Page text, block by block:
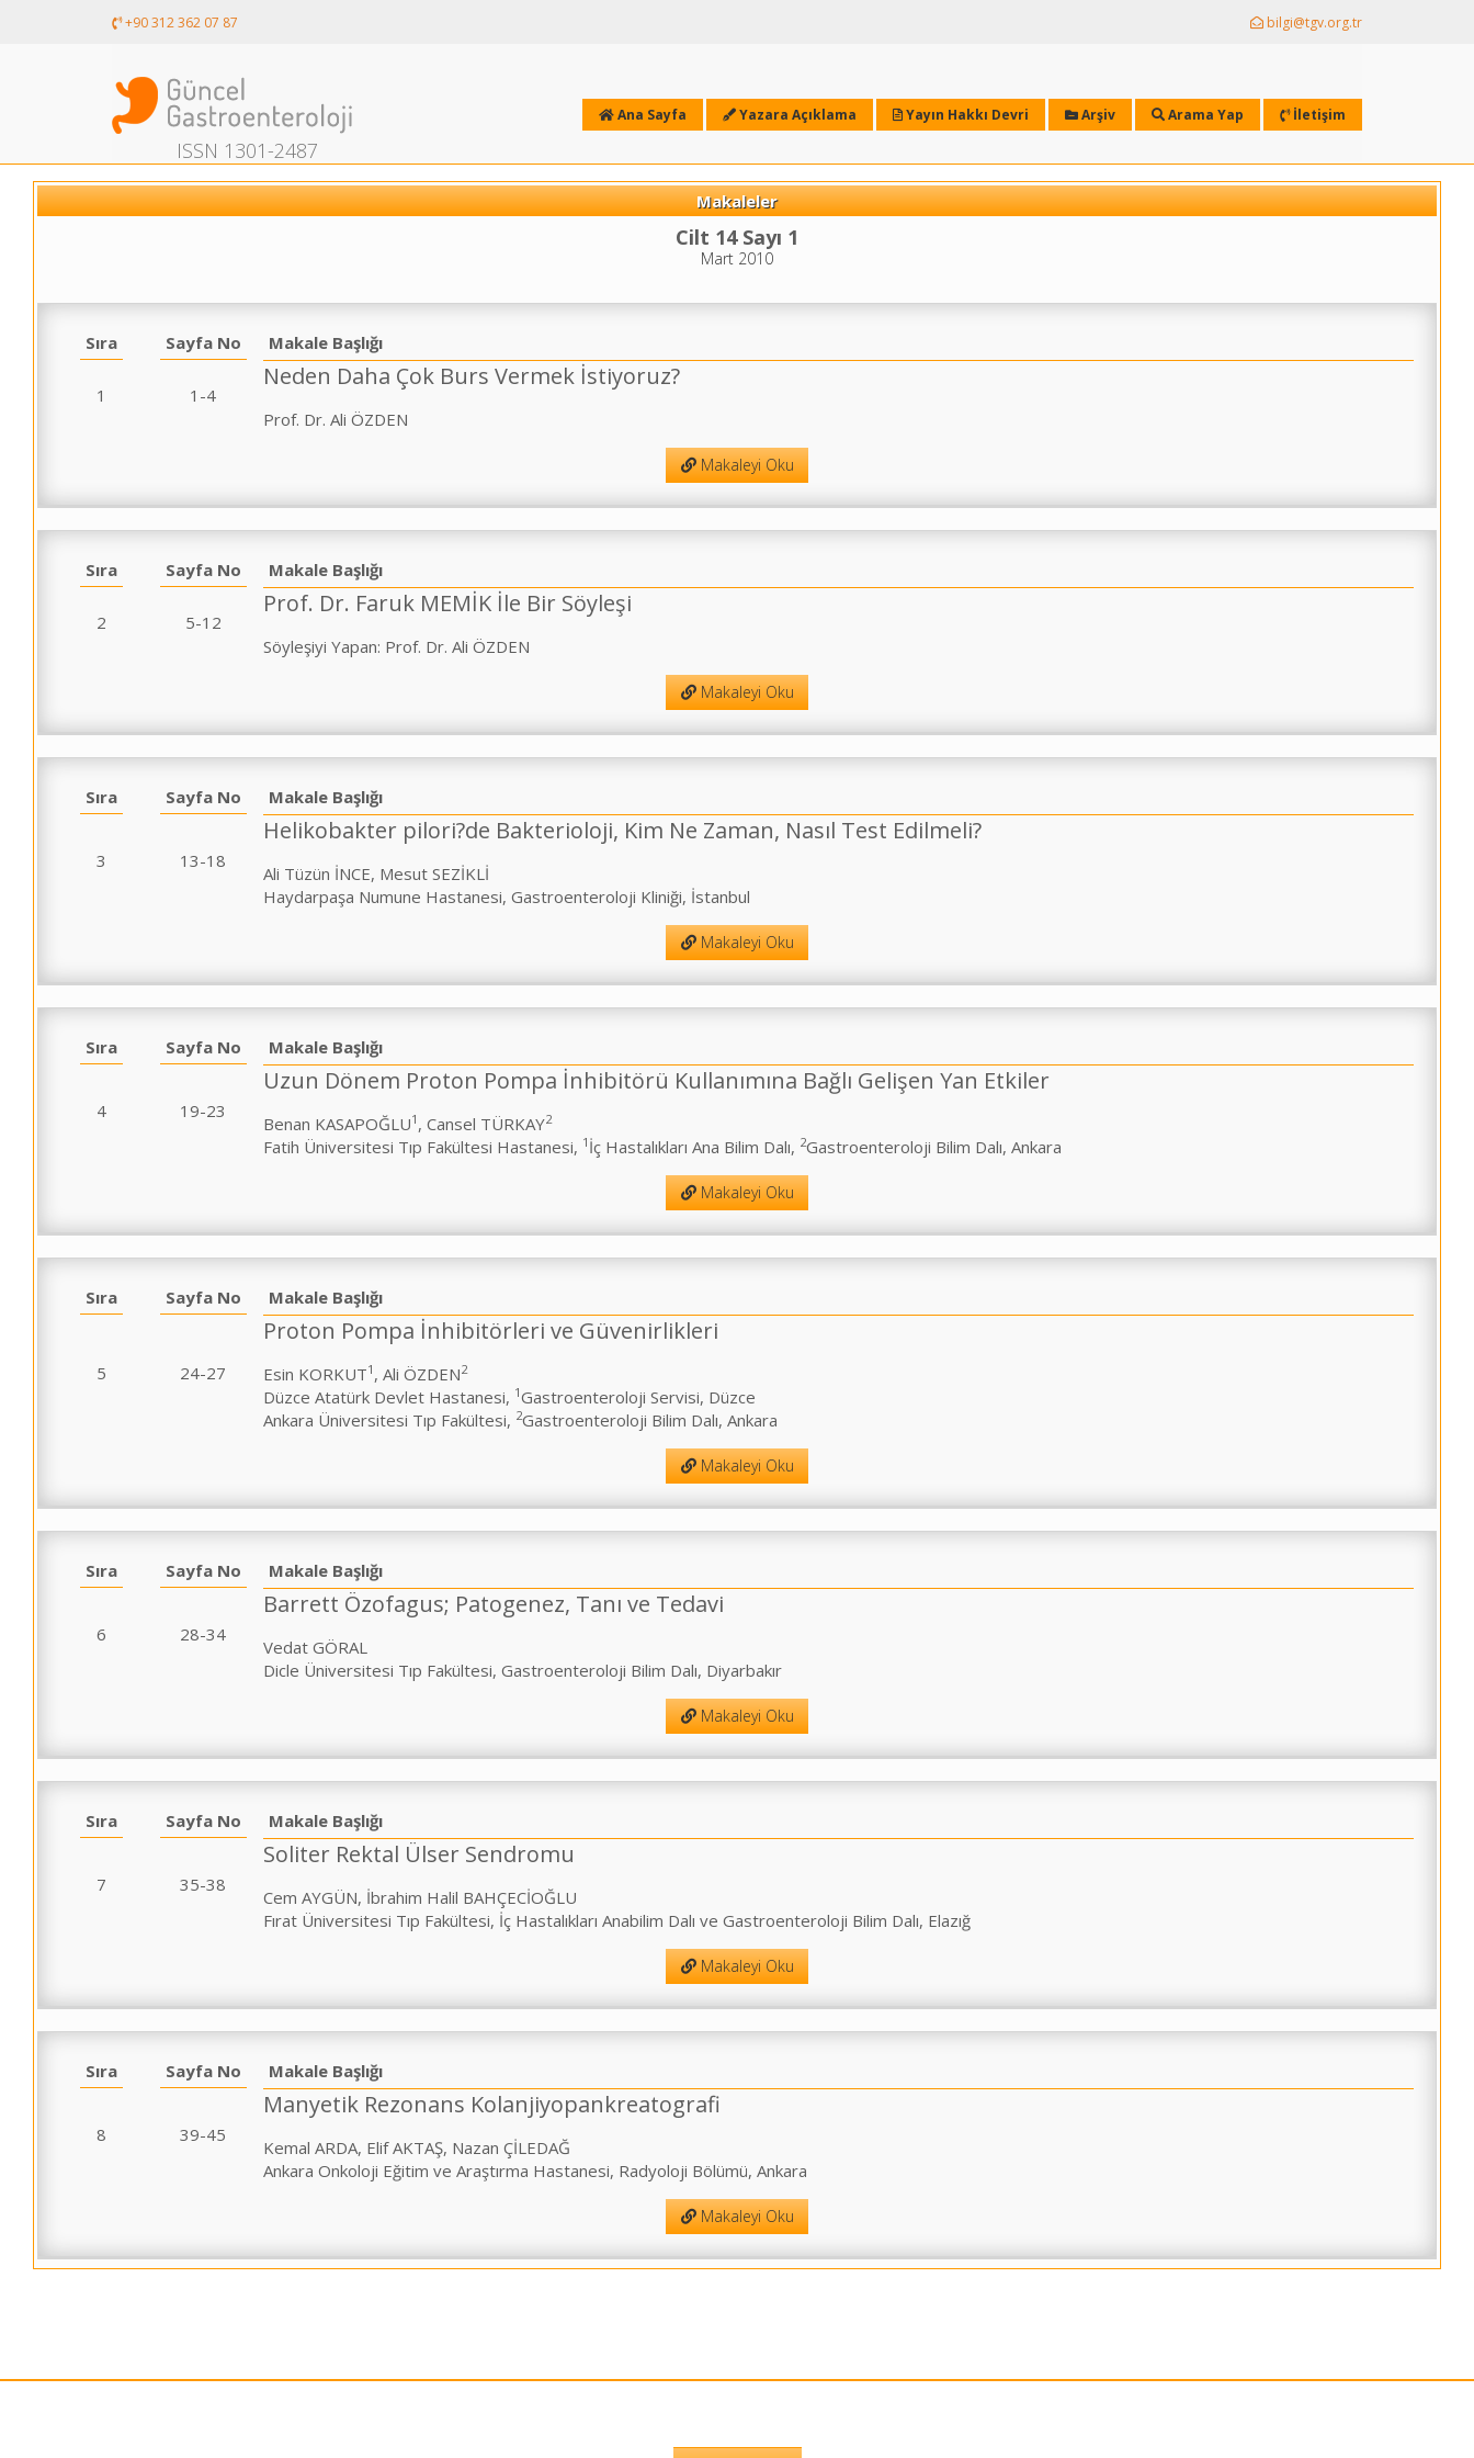
+90 312 362 07 87 bilgi@tgv.org.tr
ISSN 1301-2487
Ana Sayfa Yazara Açıklama Yayın Hakkı Devri Arşiv Arama Yap İletişim
Makaleler
Cilt 14 Sayı 1
Mart 2010
Sıra Sayfa No Makale Başlığı
1 1-4
Neden Daha Çok Burs Vermek İstiyoruz?
Prof. Dr. Ali ÖZDEN
Makaleyi Oku
Sıra Sayfa No Makale Başlığı
2 5-12
Prof. Dr. Faruk MEMİK İle Bir Söyleşi
Söyleşiyi Yapan: Prof. Dr. Ali ÖZDEN
Makaleyi Oku
Sıra Sayfa No Makale Başlığı
3 13-18
Helikobakter pilori?de Bakterioloji, Kim Ne Zaman, Nasıl Test Edilmeli?
Ali Tüzün İNCE, Mesut SEZİKLİ
Haydarpaşa Numune Hastanesi, Gastroenteroloji Kliniği, İstanbul
Makaleyi Oku
Sıra Sayfa No Makale Başlığı
4 19-23
Uzun Dönem Proton Pompa İnhibitörü Kullanımına Bağlı Gelişen Yan Etkiler
Benan KASAPOĞLU1 , Cansel TÜRKAY2
Fatih Üniversitesi Tıp Fakültesi Hastanesi, 1 İç Hastalıkları Ana Bilim Dalı, 2Gastroenteroloji Bilim Dalı, Ankara
Makaleyi Oku
Sıra Sayfa No Makale Başlığı
5 24-27
Proton Pompa İnhibitörleri ve Güvenirlikleri
Esin KORKUT1 , Ali ÖZDEN2
Düzce Atatürk Devlet Hastanesi, 1Gastroenteroloji Servisi, Düzce
Ankara Üniversitesi Tıp Fakültesi, 2Gastroenteroloji Bilim Dalı, Ankara
Makaleyi Oku
Sıra Sayfa No Makale Başlığı
6 28-34
Barrett Özofagus; Patogenez, Tanı ve Tedavi
Vedat GÖRAL
Dicle Üniversitesi Tıp Fakültesi, Gastroenteroloji Bilim Dalı, Diyarbakır
Makaleyi Oku
Sıra Sayfa No Makale Başlığı
7 35-38
Soliter Rektal Ülser Sendromu
Cem AYGÜN, İbrahim Halil BAHÇECİOĞLU
Fırat Üniversitesi Tıp Fakültesi, İç Hastalıkları Anabilim Dalı ve Gastroenteroloji Bilim Dalı, Elazığ
Makaleyi Oku
Sıra Sayfa No Makale Başlığı
8 39-45
Manyetik Rezonans Kolanjiyopankreatografi
Kemal ARDA, Elif AKTAŞ, Nazan ÇİLEDAĞ
Ankara Onkoloji Eğitim ve Araştırma Hastanesi, Radyoloji Bölümü, Ankara
Makaleyi Oku